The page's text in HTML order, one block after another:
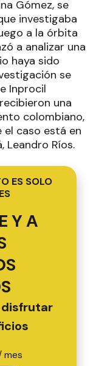
Gómez, se
investigaba
a la órbita
a analizar una
haya sido
se
Inprocil
una
colombiano,
el caso está en
Leandro Ríos.
ES SOLO
Y A
disfrutar
mes